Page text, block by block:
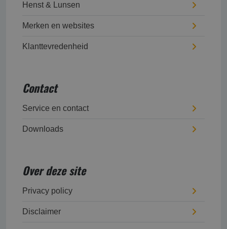
Henst & Lunsen
Merken en websites
Klanttevredenheid
Contact
Service en contact
Downloads
Over deze site
Privacy policy
Disclaimer